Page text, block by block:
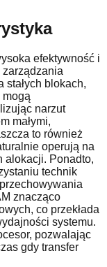
efektywność i
stałych blokach,
narzut
małymi,
to również
operują na
alokacji. Ponadto,
technik
znacząco
co przekłada
systemu.
pozwalając
gdy transfer